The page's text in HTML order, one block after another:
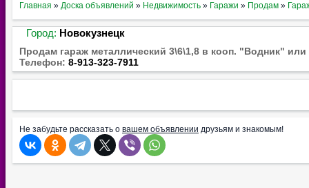
Главная » Доска объявлений » Недвижимость » Гаражи » Продам »
Город: Новокузнецк
Продам гараж металлический 3\6\1,8 в кооп. "Водник"
Телефон: 8-913-323-7911
Не забудьте рассказать о вашем объявлении друзьям и знакомым!